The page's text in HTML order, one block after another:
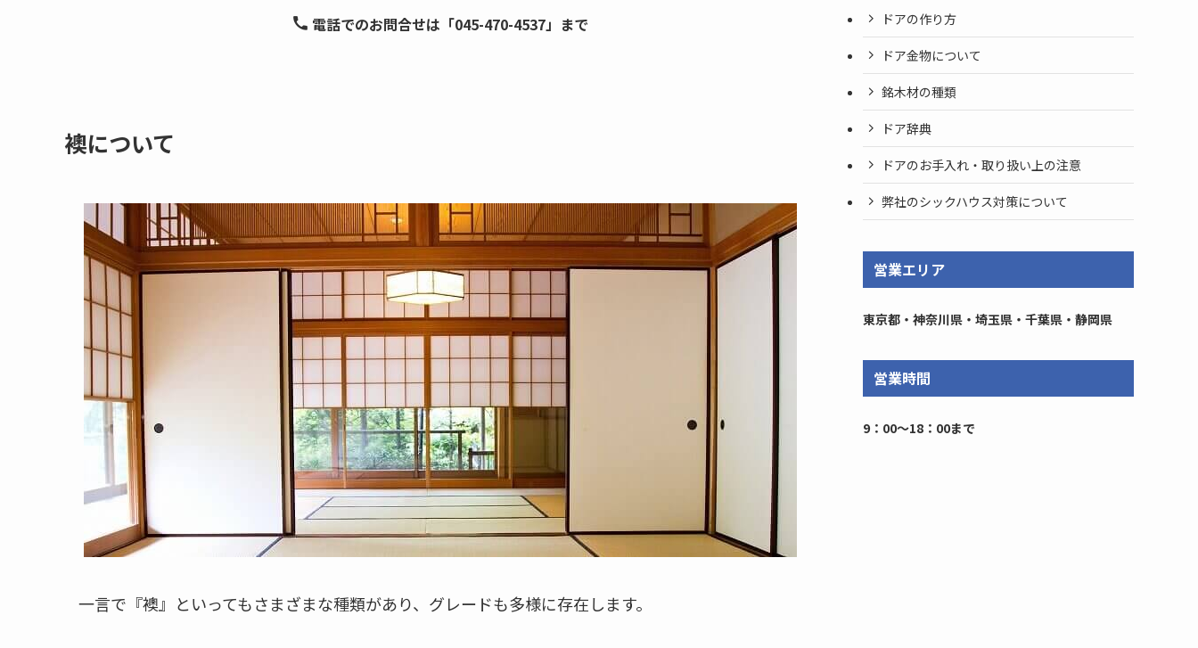
電話でのお問合せは「045-470-4537」まで
襖について
一言で『襖』といってもさまざまな種類があり、グレードも多様に存在します。
ドアの作り方
ドア金物について
銘木材の種類
ドア辞典
ドアのお手入れ・取り扱い上の注意
弊社のシックハウス対策について
営業エリア
東京都・神奈川県・埼玉県・千葉県・静岡県
営業時間
9：00～18：00まで